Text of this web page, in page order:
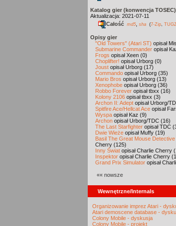
Katalog gier (konwencja TOSEC)
Aktualizacja: 2021-07-11
Całość md5 sha (7-Zip
Opisy gier
"Old Towers" (Atari ST) opisał
Submarine Commander opisał
Frogs opisał Xeen (0)
Choplifter! opisał Urborg (0)
Joust opisał Urborg (17)
Commando opisał Urborg (35)
Mario Bros opisał Urborg (13)
Xenophobe opisał Urborg (36)
Robbo Forever opisał tbxx (16)
Kolony 2106 opisał tbxx (3)
Archon II: Adept opisał Urborg/
Spitfire Ace/Hellcat Ace opisał
Wyspa opisał Kaz (9)
Archon opisał Urborg/TDC (16)
The Last Starfighter opisał TDC
Dwie Wieże opisał Muffy (19)
Basil The Great Mouse Detective
Cherry (125)
Inny Świat opisał Charlie Cherry
Inspektor opisał Charlie Cherry
Grand Prix Simulator opisał
«« nowsze
Wewnętrzne/Internals
Organizowanie imprez Atari -
Atari demoscene database -
Colony Mobile - dyskusja
Colony Mobile - projekt